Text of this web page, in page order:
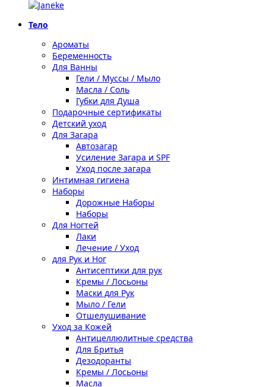
Тело
Ароматы
Беременность
Для Ванны
Гели / Муссы / Мыло
Масла / Соль
Губки для Душа
Подарочные сертификаты
Детский уход
Для Загара
Автозагар
Усиление Загара и SPF
Уход после загара
Интимная гигиена
Наборы
Дорожные Наборы
Наборы
Для Ногтей
Лаки
Лечение / Уход
для Рук и Ног
Антисептики для рук
Кремы / Лосьоны
Маски для Рук
Мыло / Гели
Отшелушивание
Уход за Кожей
Антицеллюлитные средства
Для Бритья
Дезодоранты
Кремы / Лосьоны
Масла